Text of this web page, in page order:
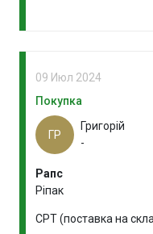
09 Июл 2024
Покупка
ГР
Григорій
-
Рапс
Ріпак
CPT (поставка на